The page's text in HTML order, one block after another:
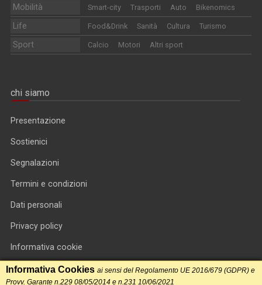
Mobilità Smart-city Trasporti Auto Bikenomics
Life Food&Drink Sanità Cultura Turismo
Sport Calcio Motori Altri sport
chi siamo
Presentazione
Sostienici
Segnalazioni
Termini e condizioni
Dati personali
Privacy policy
Informativa cookie
RSS feed
Informativa Cookies ai sensi del Regolamento UE 2016/679 (GDPR) e
Provv. Garante n.229 08/05/2014 e n.231 10/06/2021